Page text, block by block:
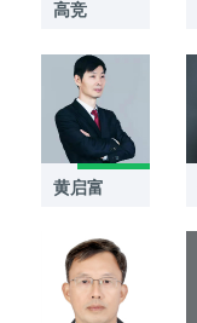
高竞
黄启富